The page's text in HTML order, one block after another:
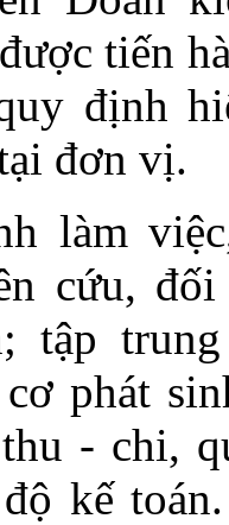
tiến
định
đơn vị.
làm
cứu,
tập
phát
- chi,
kế